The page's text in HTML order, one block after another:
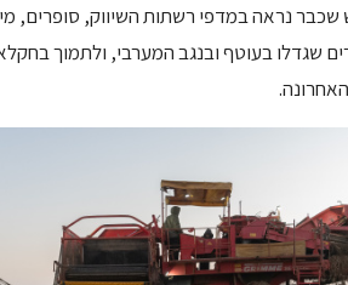
שכבר נראה במדפי רשתות השיווק, סופרים,
שגדלו בעוטף ובנגב המערבי, ולתמוך